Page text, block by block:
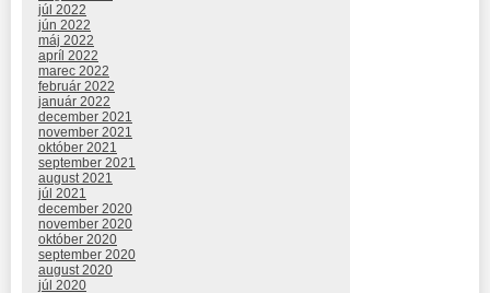
júl 2022
jún 2022
máj 2022
apríl 2022
marec 2022
február 2022
január 2022
december 2021
november 2021
október 2021
september 2021
august 2021
júl 2021
december 2020
november 2020
október 2020
september 2020
august 2020
júl 2020